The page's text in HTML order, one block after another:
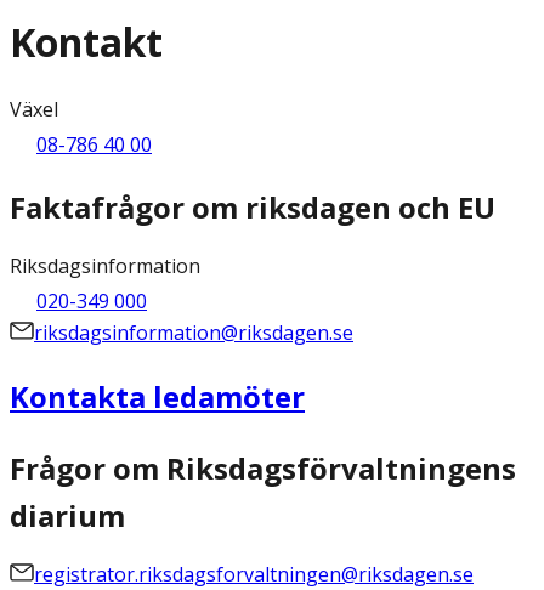
Kontakt
Växel
08-786 40 00
Faktafrågor om riksdagen och EU
Riksdagsinformation
020-349 000
riksdagsinformation@riksdagen.se
Kontakta ledamöter
Frågor om Riksdagsförvaltningens
diarium
registrator.riksdagsforvaltningen@riksdagen.se